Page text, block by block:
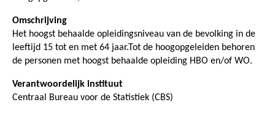
Omschrijving
Het hoogst behaalde opleidingsniveau van de bevolking in de
leeftijd 15 tot en met 64 jaar.Tot de hoogopgeleiden behoren
de personen met hoogst behaalde opleiding HBO en/of WO.
Verantwoordelijk instituut
Centraal Bureau voor de Statistiek (CBS)